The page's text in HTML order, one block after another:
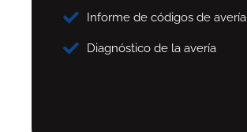
Informe de códigos de avería
Diagnóstico de la avería